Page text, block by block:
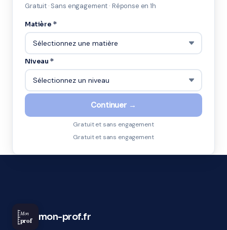
Gratuit · Sans engagement · Réponse en 1h
Matière *
Niveau *
Continuer →
Gratuit et sans engagement
Gratuit et sans engagement
Mon
prof mon-prof.fr